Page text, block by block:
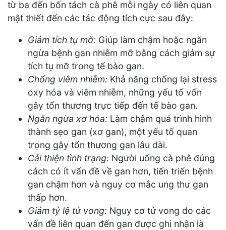
từ ba đến bốn tách cà phê mỗi ngày có liên quan
mật thiết đến các tác động tích cực sau đây:
Giảm tích tụ mỡ: Giúp làm chậm hoặc ngăn
ngừa bệnh gan nhiễm mỡ bằng cách giảm sự
tích tụ mỡ trong tế bào gan.
Chống viêm nhiễm: Khả năng chống lại stress
oxy hóa và viêm nhiễm, những yếu tố vốn
gây tổn thương trực tiếp đến tế bào gan.
Ngăn ngừa xơ hóa: Làm chậm quá trình hình
thành sẹo gan (xơ gan), một yếu tố quan
trọng gây tổn thương gan lâu dài.
Cải thiện tình trạng: Người uống cà phê đúng
cách có ít vấn đề về gan hơn, tiến triển bệnh
gan chậm hơn và nguy cơ mắc ung thư gan
thấp hơn.
Giảm tỷ lệ tử vong: Nguy cơ tử vong do các
vấn đề liên quan đến gan được ghi nhận là